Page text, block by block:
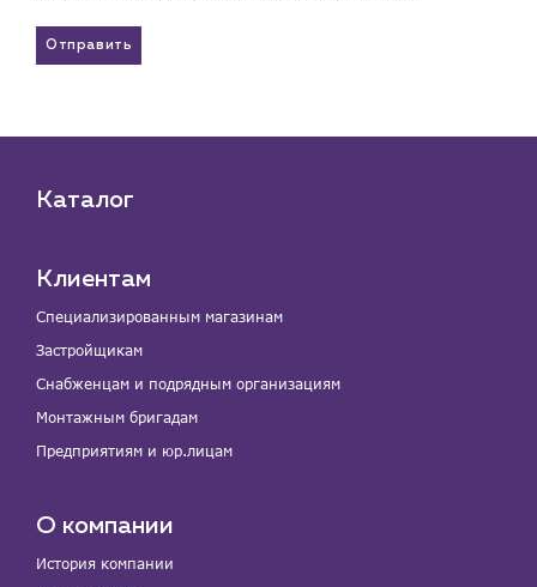
Отправить
Каталог
Клиентам
Специализированным магазинам
Застройщикам
Снабженцам и подрядным организациям
Монтажным бригадам
Предприятиям и юр.лицам
О компании
История компании